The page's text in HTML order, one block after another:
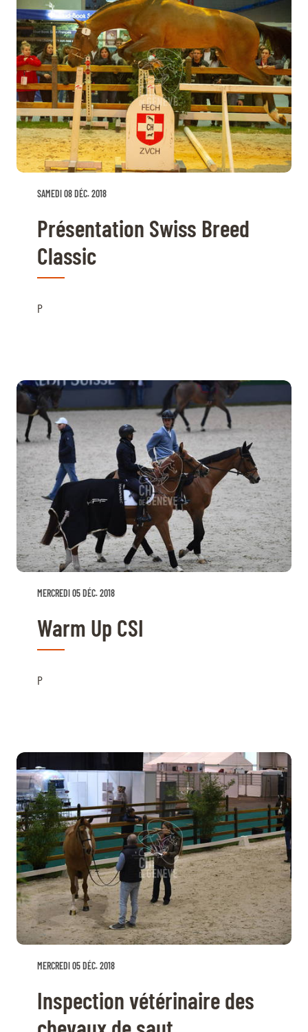
SAMEDI 08 DÉC. 2018
Présentation Swiss Breed
Classic
P
MERCREDI 05 DÉC. 2018
Warm Up CSI
P
MERCREDI 05 DÉC. 2018
Inspection vétérinaire des